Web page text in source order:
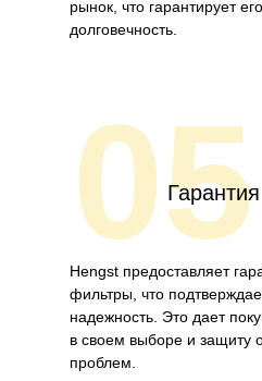
рынок, что гарантирует
долговечность.
05
Гарантия
Hengst предоставляет
фильтры, что
надежность. Это дает
в своем выборе и защиту
проблем.